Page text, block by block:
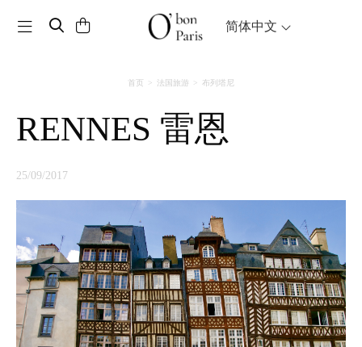
Toggle navigation 简体中文
首页 法国旅游 布列塔尼
RENNES 雷恩
25/09/2017